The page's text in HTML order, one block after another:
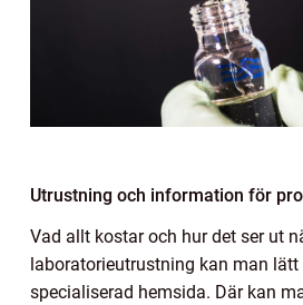
Utrustning och information för
Vad allt kostar och hur det ser ut
laboratorieutrustning kan man
specialiserad hemsida. Där kan